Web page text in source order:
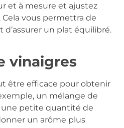
et à mesure et ajustez
vous permettra de
d’assurer un plat équilibré.
vinaigres
être efficace pour obtenir
un mélange de
une petite quantité de
un arôme plus